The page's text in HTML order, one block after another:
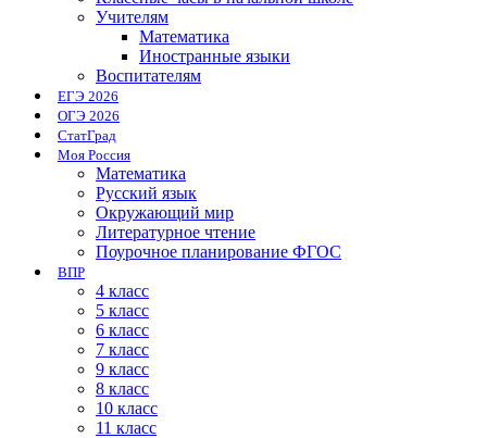
Учителям
Математика
Иностранные языки
Воспитателям
ЕГЭ 2026
ОГЭ 2026
СтатГрад
Моя Россия
Математика
Русский язык
Окружающий мир
Литературное чтение
Поурочное планирование ФГОС
ВПР
4 класс
5 класс
6 класс
7 класс
9 класс
8 класс
10 класс
11 класс